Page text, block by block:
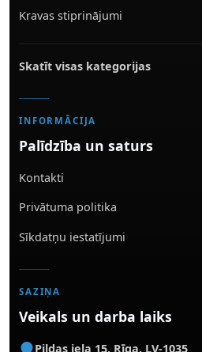
Kravas stiprinājumi
Skatīt visas kategorijas
INFORMĀCIJA
Palīdzība un saturs
Kontakti
Privātuma politika
Sīkdatņu iestatījumi
SAZIŅA
Veikals un darba laiks
Pildas iela 15, Rīga, LV-1035